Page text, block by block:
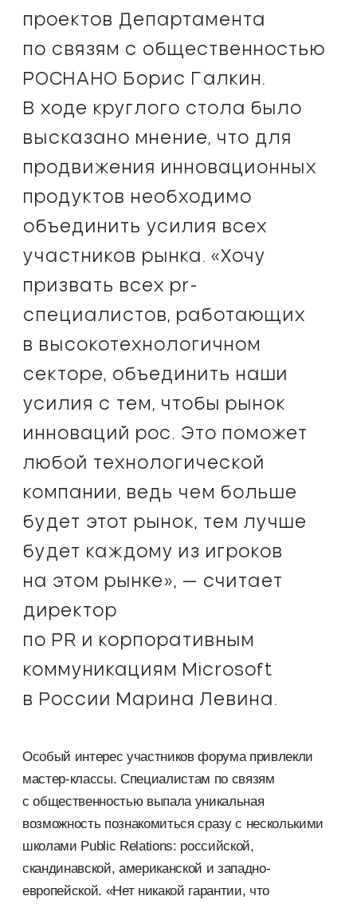
проектов Департамента
по связям с общественностью
РОСНАНО Борис Галкин.
В ходе круглого стола было
высказано мнение, что для
продвижения инновационных
продуктов необходимо
объединить усилия всех
участников рынка. «Хочу
призвать всех pr-
специалистов, работающих
в высокотехнологичном
секторе, объединить наши
усилия с тем, чтобы рынок
инноваций рос. Это поможет
любой технологической
компании, ведь чем больше
будет этот рынок, тем лучше
будет каждому из игроков
на этом рынке», — считает
директор
по PR и корпоративным
коммуникациям Microsoft
в России Марина Левина.
Особый интерес участников форума привлекли
мастер-классы. Специалистам по связям
с общественностью выпала уникальная
возможность познакомиться сразу с несколькими
школами Public Relations: российской,
скандинавской, американской и западно-
европейской. «Нет никакой гарантии, что